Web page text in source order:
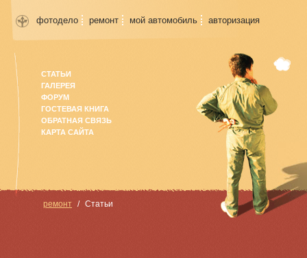
фотодело ремонт мой автомобиль авторизация
СТАТЬИ
ГАЛЕРЕЯ
ФОРУМ
ГОСТЕВАЯ КНИГА
ОБРАТНАЯ СВЯЗЬ
КАРТА САЙТА
ремонт Статьи